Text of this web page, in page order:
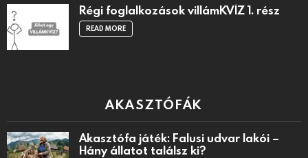
Régi foglalkozások villámKVÍZ 1. rész
READ MORE
AKASZTÓFÁK
Akasztófa játék: Falusi udvar lakói –
Hány állatot találsz ki?